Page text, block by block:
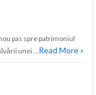
pas spre patrimoniul
unei …Read More »